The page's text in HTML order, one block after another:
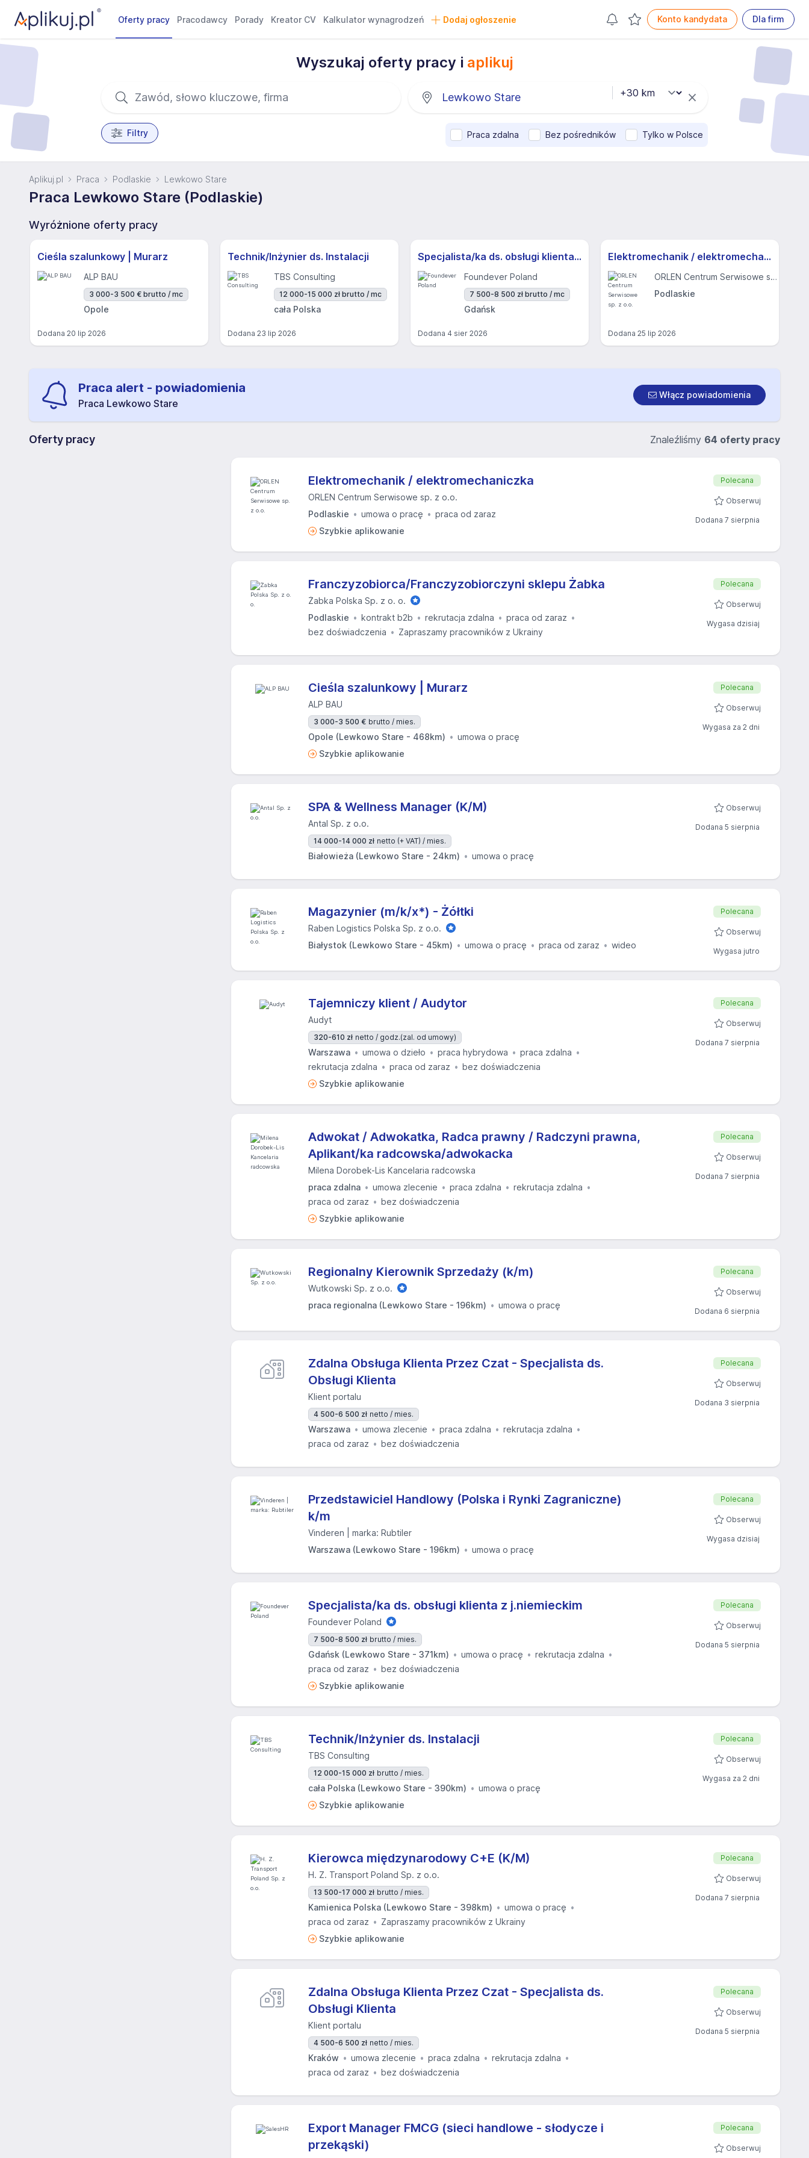
Oferty pracy Pracodawcy Porady Kreator CV Kalkulator wynagrodzeń Dodaj ogłoszenie Konto kandydata Dla firm
Wyszukaj oferty pracy i aplikuj
Filtry Praca zdalna Bez pośredników Tylko w Polsce
Aplikuj.pl Praca Podlaskie Lewkowo Stare
Praca Lewkowo Stare (Podlaskie)
Wyróżnione oferty pracy
Cieśla szalunkowy | Murarz
ALP BAU
3 000-3 500 € brutto / mc
Opole
Dodana 20 lip 2026
Technik/Inżynier ds. Instalacji
TBS Consulting
12 000-15 000 zł brutto / mc
cała Polska
Dodana 23 lip 2026
Specjalista/ka ds. obsługi klienta z j.niemieckim
Foundever Poland
7 500-8 500 zł brutto / mc
Gdańsk
Dodana 4 sier 2026
Elektromechanik / elektromechaniczka
ORLEN Centrum Serwisowe sp. z o.o.
Podlaskie
Dodana 25 lip 2026
Praca alert - powiadomienia
Praca Lewkowo Stare
Włącz powiadomienia
Oferty pracy Znaleźliśmy 64 oferty pracy
Elektromechanik / elektromechaniczka
ORLEN Centrum Serwisowe sp. z o.o.
Podlaskie
umowa o pracę
praca od zaraz
Szybkie aplikowanie
Polecana
Obserwuj
Dodana 7 sierpnia
Franczyzobiorca/Franczyzobiorczyni sklepu Żabka
Żabka Polska Sp. z o. o.
Podlaskie
kontrakt b2b rekrutacja zdalna
praca od zaraz
bez doświadczenia
Zapraszamy pracowników z Ukrainy
Polecana
Obserwuj
Wygasa dzisiaj
Cieśla szalunkowy | Murarz
ALP BAU
3 000-3 500 € brutto / mies.
Opole (Lewkowo Stare - 468km)
umowa o pracę
Szybkie aplikowanie
Polecana
Obserwuj
Wygasa za 2 dni
SPA & Wellness Manager (K/M)
Antal Sp. z o.o.
14 000-14 000 zł netto (+ VAT) / mies.
Białowieża (Lewkowo Stare - 24km) umowa o pracę
Obserwuj
Dodana 5 sierpnia
Magazynier (m/k/x*) - Żółtki
Raben Logistics Polska Sp. z o.o.
Białystok (Lewkowo Stare - 45km)
umowa o pracę praca od zaraz wideo
Polecana
Obserwuj
Wygasa jutro
Tajemniczy klient / Audytor
Audyt
320-610 zł netto / godz.(zal. od umowy)
Warszawa umowa o dzieło praca hybrydowa
praca zdalna
rekrutacja zdalna
praca od zaraz
bez doświadczenia
Szybkie aplikowanie
Polecana
Obserwuj
Dodana 7 sierpnia
Adwokat / Adwokatka, Radca prawny / Radczyni prawna,
Aplikant/ka radcowska/adwokacka
Milena Dorobek-Lis Kancelaria radcowska
praca zdalna
umowa zlecenie praca zdalna
rekrutacja zdalna
praca od zaraz
bez doświadczenia
Szybkie aplikowanie
Polecana
Obserwuj
Dodana 7 sierpnia
Regionalny Kierownik Sprzedaży (k/m)
Wutkowski Sp. z o.o.
praca regionalna (Lewkowo Stare - 196km)
umowa o pracę
Polecana
Obserwuj
Dodana 6 sierpnia
Zdalna Obsługa Klienta Przez Czat - Specjalista ds.
Obsługi Klienta
Klient portalu
4 500-6 500 zł netto / mies.
Warszawa umowa zlecenie praca zdalna
rekrutacja zdalna
praca od zaraz
bez doświadczenia
Polecana
Obserwuj
Dodana 3 sierpnia
Przedstawiciel Handlowy (Polska i Rynki Zagraniczne)
k/m
Vinderen | marka: Rubtiler
Warszawa (Lewkowo Stare - 196km)
umowa o pracę
Polecana
Obserwuj
Wygasa dzisiaj
Specjalista/ka ds. obsługi klienta z j.niemieckim
Foundever Poland
7 500-8 500 zł brutto / mies.
Gdańsk (Lewkowo Stare - 371km) umowa o pracę
rekrutacja zdalna
praca od zaraz
bez doświadczenia
Szybkie aplikowanie
Polecana
Obserwuj
Dodana 5 sierpnia
Technik/Inżynier ds. Instalacji
TBS Consulting
12 000-15 000 zł brutto / mies.
cała Polska (Lewkowo Stare - 390km)
umowa o pracę
Szybkie aplikowanie
Polecana
Obserwuj
Wygasa za 2 dni
Kierowca międzynarodowy C+E (K/M)
H. Z. Transport Poland Sp. z o.o.
13 500-17 000 zł brutto / mies.
Kamienica Polska (Lewkowo Stare - 398km)
umowa o pracę
praca od zaraz
Zapraszamy pracowników z Ukrainy
Szybkie aplikowanie
Polecana
Obserwuj
Dodana 7 sierpnia
Zdalna Obsługa Klienta Przez Czat - Specjalista ds.
Obsługi Klienta
Klient portalu
4 500-6 500 zł netto / mies.
Kraków umowa zlecenie praca zdalna
rekrutacja zdalna
praca od zaraz
bez doświadczenia
Polecana
Obserwuj
Dodana 5 sierpnia
Export Manager FMCG (sieci handlowe - słodycze i
przekąski)
Polecana
Obserwuj